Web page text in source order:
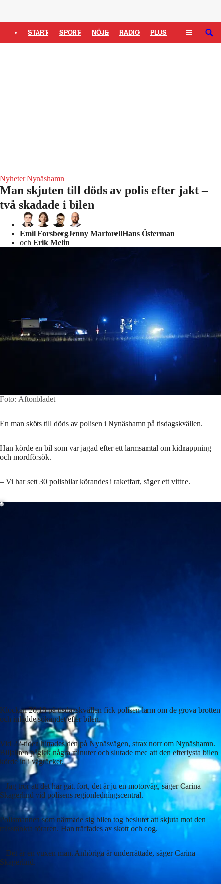
START SPORT NÖJE RADIO PLUS SÖK
Nyheter|Nynäshamn
Man skjuten till döds av polis efter jakt –
två skadade i bilen
Emil ForsbergJenny MartorellHans Österman
och Erik Melin
Foto: Aftonbladet
En man sköts till döds av polisen i Nynäshamn på tisdagskvällen.
Han körde en bil som var jagad efter ett larmsamtal om kidnappning
och mordförsök.
– Vi har sett 30 polisbilar körandes i raketfart, säger ett vittne.
Laddar ...
Klockan 20.18 på tisdagskvällen fick polisen larm om de grova brotten
och inledde sökandet efter bilen.
Vid 22-tiden hittades den på Nynäsvägen, strax norr om Nynäshamn.
Biljakten pågick några minuter och slutade med att den efterlysta bilen
körde in i vägräcket.
– Jag tror att det har gått fort, det är ju en motorväg, säger Carina
Skagerlind vid polisens regionledningscentral.
Polismannen som närmade sig bilen tog beslutet att skjuta mot den
misstänkta föraren. Han träffades av skott och dog.
– Det är en vuxen man. Anhöriga är underrättade, säger Carina
Skagerlind.